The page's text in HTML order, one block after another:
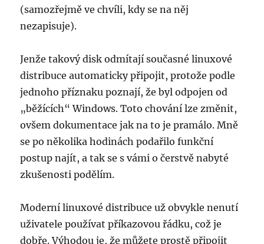
(samozřejmě ve chvíli, kdy se na něj
nezapisuje).
Jenže takový disk odmítají současné linuxové
distribuce automaticky připojit, protože podle
jednoho příznaku poznají, že byl odpojen od
„běžících“ Windows. Toto chování lze změnit,
ovšem dokumentace jak na to je pramálo. Mně
se po několika hodinách podařilo funkční
postup najít, a tak se s vámi o čerstvě nabyté
zkušenosti podělím.
Moderní linuxové distribuce už obvykle nenutí
uživatele používat příkazovou řádku, což je
dobře. Výhodou je, že můžete prostě připojit